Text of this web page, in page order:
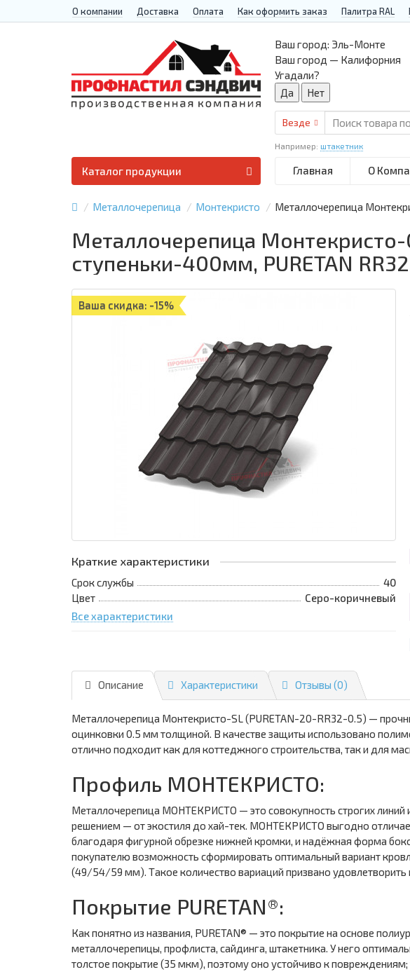
О компании Доставка Оплата Как оформить заказ Палитра RAL
Ваш город: Эль-Монте
Ваш город — Калифорния
Угадали?
Везде
Например: штакетник
Главная О
Каталог продукции
Металлочерепица Монтекристо Металлочерепица
Металлочерепица
ступеньки-400мм, PURETAN RR32
Ваша скидка: -15%
Краткие характеристики
Срок службы
40
Цвет
Серо-коричневый
Все характеристики
Описание Характеристики Отзывы (0)
Металлочерепица Монтекристо-SL (PURETAN-20-RR32-0.5) —
оцинковки 0.5 мм толщиной. В качестве защиты использовано
отлично подходит как для коттеджного строительства, так и для
Профиль МОНТЕКРИСТО:
Металлочерепица МОНТЕКРИСТО — это совокупность строгих линий
решением — от экостиля до хай-тек. МОНТЕКРИСТО выгодно
благодаря фигурной обрезке нижней кромки, и надёжная форма
покупателю возможность сформировать оптимальный вариант
(49/54/59 мм). Такое количество вариаций призвано удовлетворить
Покрытие PURETAN®:
Как понятно из названия, PURETAN® — это покрытие на основе
металлочерепицы, профлиста, сайдинга, штакетника. У него
толстое покрытие (35 мкм), поэтому оно устойчиво к